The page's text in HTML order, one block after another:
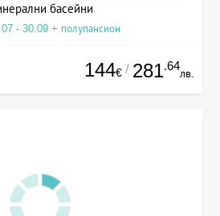
басейни
- 30.09 + полупансион
144€ / 281.64
лв.